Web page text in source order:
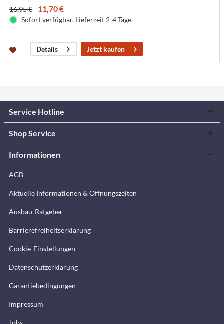
16,95 € 11,70 €
Sofort verfügbar. Lieferzeit 2-4 Tage.
Details Jetzt kaufen
Service Hotline
Shop Service
Informationen
AGB
Aktuelle Informationen & Öffnungszeiten
Ausbau-Ratgeber
Barrierefreiheitserklärung
Cookie-Einstellungen
Datenschutzerklärung
Garantiebedingungen
Impressum